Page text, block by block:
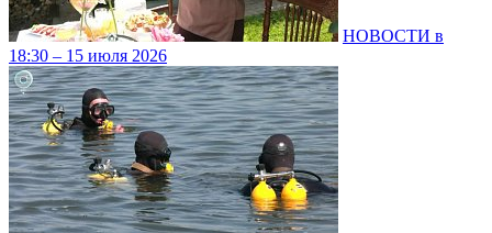
НОВОСТИ в
18:30 – 15 июля 2026